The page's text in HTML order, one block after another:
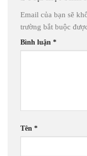
Email của bạn sẽ
trường bắt buộc
Bình luận *
Tên *